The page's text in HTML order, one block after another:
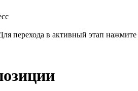
перехода в активный этап нажмите